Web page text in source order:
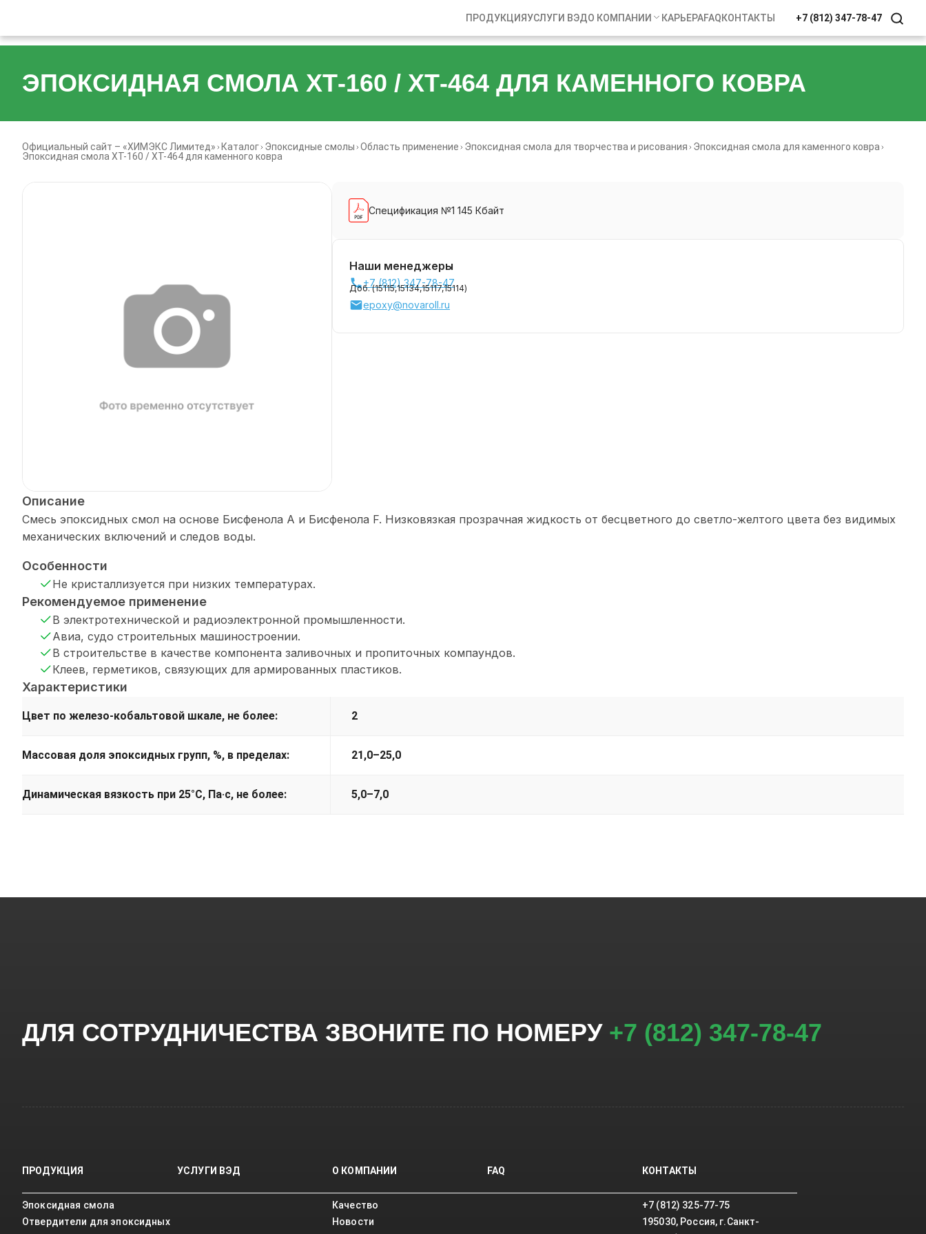
ПРОДУКЦИЯУСЛУГИ ВЭДО КОМПАНИИ КАРЬЕРАFAQКОНТАКТЫ +7 (812) 347-78-47
ЭПОКСИДНАЯ СМОЛА ХТ-160 / ХТ-464 ДЛЯ КАМЕННОГО КОВРА
Официальный сайт – «ХИМЭКС Лимитед» Каталог Эпоксидные смолы Область применение Эпоксидная смола для творчества и рисования
Эпоксидная смола для каменного ковра
Эпоксидная смола ХТ-160 / ХТ-464 для каменного ковра
Спецификация №1 145 Кбайт
Наши менеджеры
+7 (812) 347-78-47
Доб. (15115,15134,15117,15114)
epoxy@novaroll.ru
Описание
Смесь эпоксидных смол на основе Бисфенола А и Бисфенола F. Низковязкая прозрачная жидкость от бесцветного до светло-желтого цвета без видимых
механических включений и следов воды.
Особенности
Не кристаллизуется при низких температурах.
Рекомендуемое применение
В электротехнической и радиоэлектронной промышленности.
Авиа, судо строительных машиностроении.
В строительстве в качестве компонента заливочных и пропиточных компаундов.
Клеев, герметиков, связующих для армированных пластиков.
Характеристики
Цвет по железо-кобальтовой шкале, не более: 2
Массовая доля эпоксидных групп, %, в пределах: 21,0–25,0
Динамическая вязкость при 25°С, Па·с, не более: 5,0–7,0
ДЛЯ СОТРУДНИЧЕСТВА ЗВОНИТЕ ПО НОМЕРУ +7 (812) 347-78-47
ПРОДУКЦИЯ
Эпоксидная смола
Отвердители для эпоксидных
УСЛУГИ ВЭД О КОМПАНИИ
Качество
Новости
FAQ КОНТАКТЫ
+7 (812) 325-77-75
195030, Россия, г.Санкт-